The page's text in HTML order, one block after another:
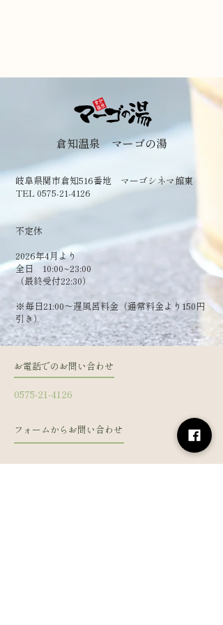
倉知温泉 マーゴの湯
岐阜県関市倉知516番地 マーゴシネマ館東
TEL 0575-21-4126
​不定休
2026年4月より
全日 10:00~23:00
（最終受付22:30）
​※毎日21:00～遅風呂料金（通常料金より150円
引き）
お電話でのお問い合わせ
0575-21-4126
フォームからお問い合わせ
姓